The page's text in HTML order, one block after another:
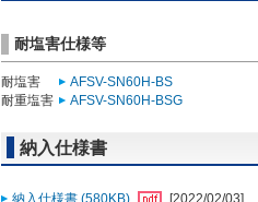
耐塩害仕様等
耐塩害
AFSV-SN60H-BS
耐重塩害
AFSV-SN60H-BSG
納入仕様書
納入仕様書 (580KB) [2022/02/03]